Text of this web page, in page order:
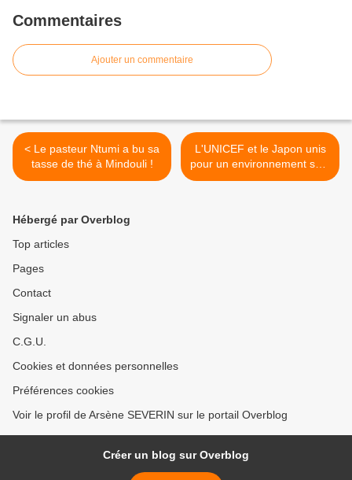
Commentaires
Ajouter un commentaire
< Le pasteur Ntumi a bu sa
tasse de thé à Mindouli !
L'UNICEF et le Japon unis
pour un environnement sain
des enfants congolais ! >
Hébergé par Overblog
Top articles
Pages
Contact
Signaler un abus
C.G.U.
Cookies et données personnelles
Préférences cookies
Voir le profil de Arsène SEVERIN sur le portail Overblog
Créer un blog sur Overblog